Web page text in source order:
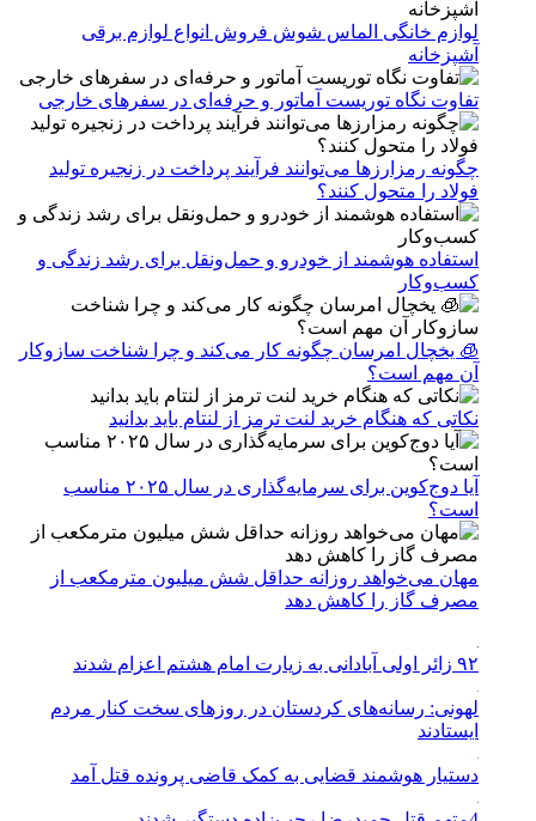
لوازم خانگی الماس شوش فروش انواع لوازم برقی
آشپزخانه
تفاوت نگاه توریست آماتور و حرفه‌ای در سفرهای خارجی
چگونه رمزارزها می‌توانند فرآیند پرداخت در زنجیره تولید
فولاد را متحول کنند؟
استفاده هوشمند از خودرو و حمل‌ونقل برای رشد زندگی و
کسب‌وکار
🧊 یخچال امرسان چگونه کار می‌کند و چرا شناخت سازوکار
آن مهم است؟
نکاتی که هنگام خرید لنت ترمز از لنتام باید بدانید
آیا دوج‌کوین برای سرمایه‌گذاری در سال ۲۰۲۵ مناسب
است؟
مهان می‌خواهد روزانه حداقل شش میلیون مترمکعب از
مصرف گاز را کاهش دهد
۹۲ زائر اولی آبادانی به زیارت امام هشتم اعزام شدند
لهونی: رسانه‌های کردستان در روزهای سخت کنار مردم
ایستادند
دستیار هوشمند قضایی به کمک قاضی پرونده قتل آمد